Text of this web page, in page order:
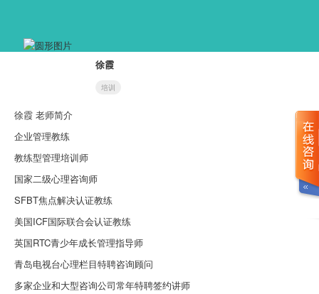
徐霞
培训
徐霞 老师简介
企业管理教练
教练型管理培训师
国家二级心理咨询师
SFBT焦点解决认证教练
美国ICF国际联合会认证教练
英国RTC青少年成长管理指导师
青岛电视台心理栏目特聘咨询顾问
多家企业和大型咨询公司常年特聘签约讲师